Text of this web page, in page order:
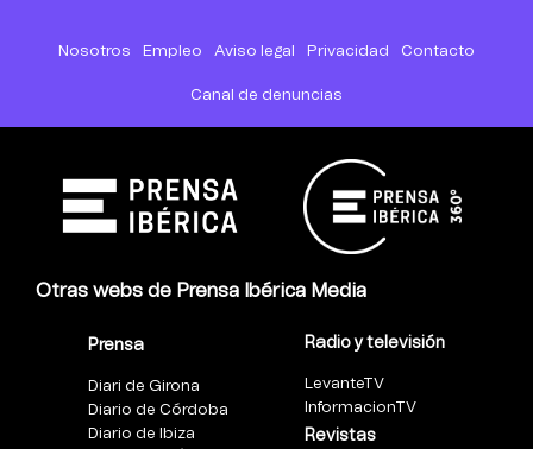
Nosotros Empleo Aviso legal Privacidad Contacto
Canal de denuncias
Otras webs de Prensa Ibérica Media
Prensa
Diari de Girona
Diario de Córdoba
Diario de Ibiza
Radio y televisión
LevanteTV
InformacionTV
Revistas